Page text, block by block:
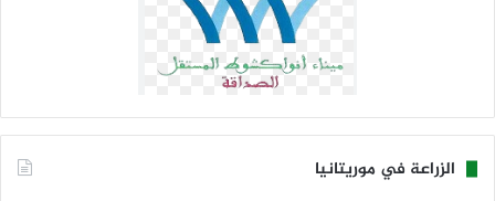
الزراعة في موريتانيا